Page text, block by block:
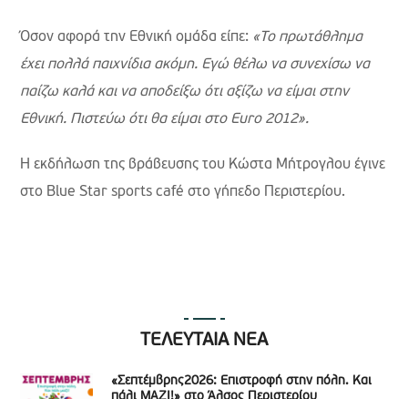
Όσον αφορά την Εθνική ομάδα είπε: «Το πρωτάθλημα
έχει πολλά παιχνίδια ακόμη. Εγώ θέλω να συνεχίσω να
παίζω καλά και να αποδείξω ότι αξίζω να είμαι στην
Εθνική. Πιστεύω ότι θα είμαι στο Euro2012».
H εκδήλωση της βράβευσης του Κώστα Μήτρογλου έγινε
στο Blue Star sports café στο γήπεδο Περιστερίου.
ΤΕΛΕΥΤΑΙΑ ΝΕΑ
«Σεπτέμβρης2026: Επιστροφή στην πόλη. Και